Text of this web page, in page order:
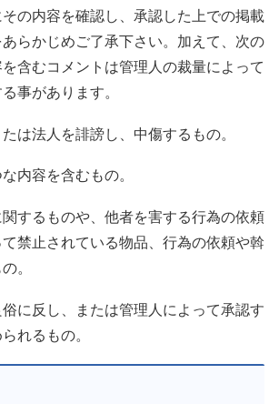
の内容を確認し、承認した上での掲載
らかじめご了承下さい。加えて、次の
含むコメントは管理人の裁量によって
事があります。
は法人を誹謗し、中傷するもの。
内容を含むもの。
関するものや、他者を害する行為の依頼
禁止されている物品、行為の依頼や斡
。
俗に反し、または管理人によって承認す
れるもの。